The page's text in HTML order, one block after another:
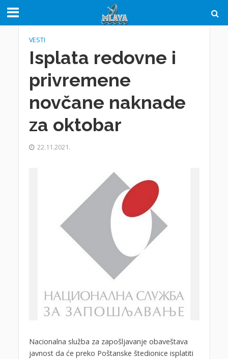
VESTI
Isplata redovne i
privremene
novčane naknade
za oktobar
22.11.2021.
Nacionalna služba za zapošljavanje obaveštava
javnost da će preko Poštanske štedionice isplatiti